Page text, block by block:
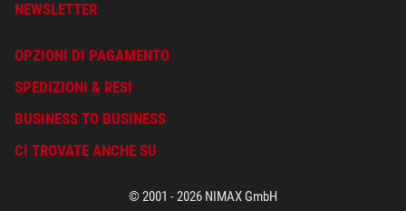
NEWSLETTER
OPZIONI DI PAGAMENTO
SPEDIZIONI & RESI
BUSINESS TO BUSINESS
CI TROVATE ANCHE SU
© 2001 - 2026 NIMAX GmbH